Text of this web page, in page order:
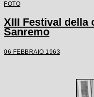
FOTO
XIII Festival della
Sanremo
06 FEBBRAIO 1963